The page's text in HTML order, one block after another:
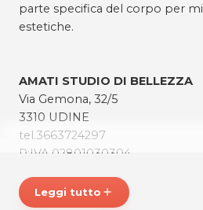
parte specifica del corpo per
estetiche.
AMATI STUDIO DI BELLEZZA
Via Gemona, 32/5
3310 UDINE
tel.3663724297
P:IVA 02801030304
acquisto scrivi a
posta@espevia.it
Leggi tutto add